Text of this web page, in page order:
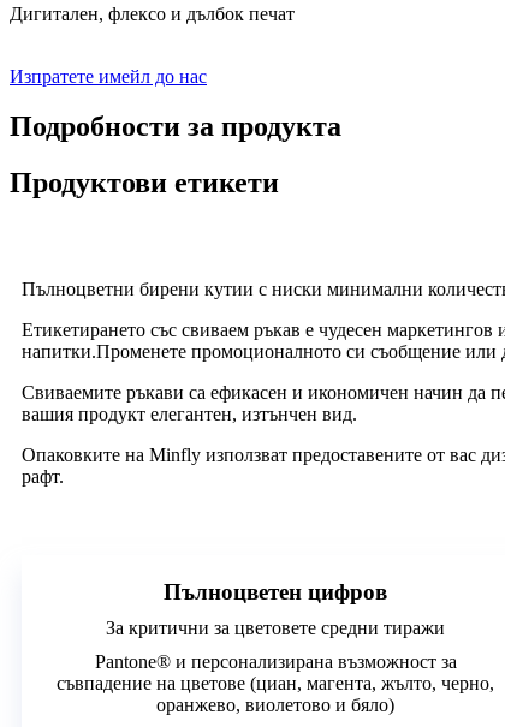
Дигитален, флексо и дълбок печат
Изпратете имейл до нас
Подробности за продукта
Продуктови етикети
Пълноцветни бирени кутии с ниски минимални
Етикетирането със свиваем ръкав е чудесен
напитки.Променете промоционалното си съобщение или
Свиваемите ръкави са ефикасен и икономичен начин да
вашия продукт елегантен, изтънчен вид.
Опаковките на Minfly използват предоставените от вас
рафт.
Пълноцветен цифров
За критични за цветовете средни тиражи
Pantone® и персонализирана възможност за
съвпадение на цветове (циан, магента, жълто, черно,
оранжево, виолетово и бяло)